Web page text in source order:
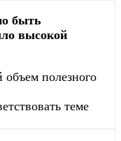
быть
высокой
полезного
теме